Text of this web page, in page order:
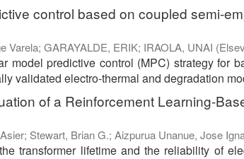
control based on coupled semi-
Varela; GARAYALDE, ERIK; IRAOLA, UNAI (
model predictive control (MPC) strategy for
validated electro-thermal and degradation
of a Reinforcement Learning-
; Stewart, Brian G.; Aizpurua Unanue, Jose
transformer lifetime and the reliability of